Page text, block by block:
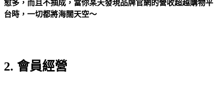
愈多，而且不抽成，當你某天發現品牌官網的營收超越購物平
台時，一切都將海闊天空～
2. 會員經營